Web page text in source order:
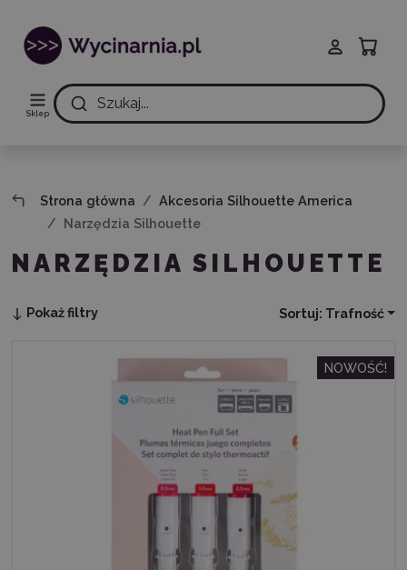
Sklep
Szukaj...
Strona główna
Akcesoria Silhouette America
Narzędzia Silhouette
NARZĘDZIA SILHOUETTE
Pokaż filtry Sortuj: Trafność
NOWOŚĆ!